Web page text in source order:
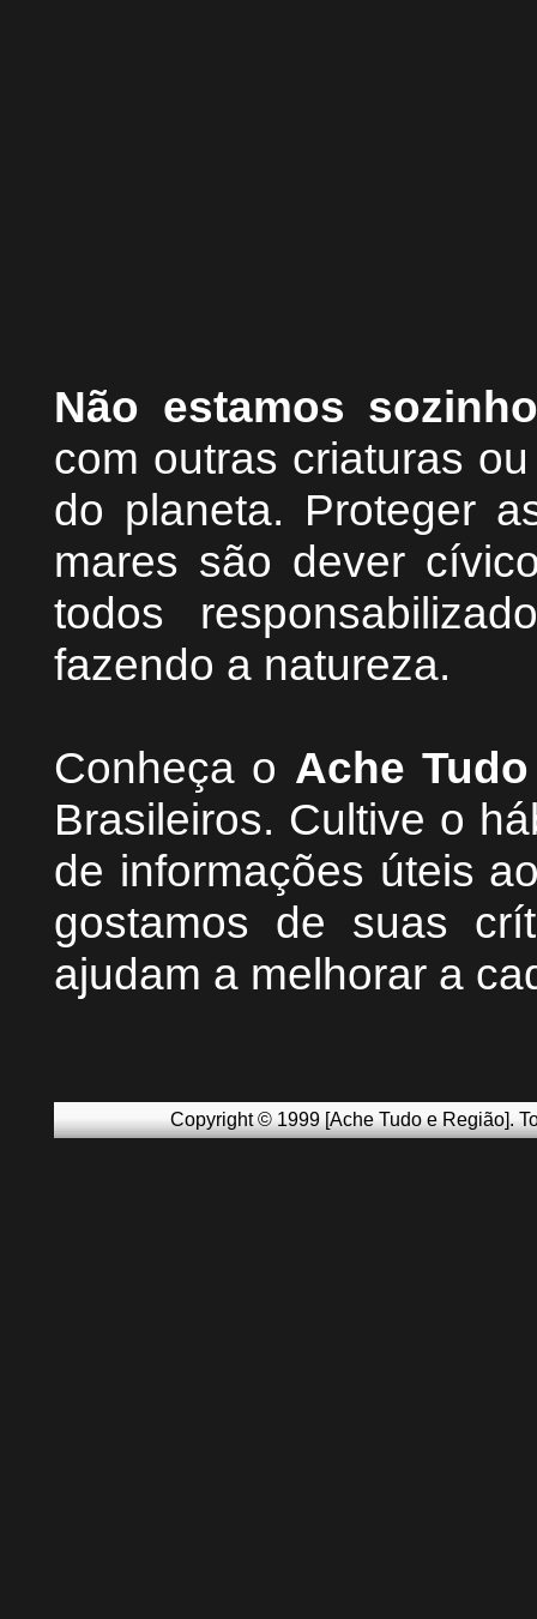
Não estamos
com outras criaturas
do planeta. Proteger
mares são dever
todos
fazendo a natureza.
Conheça o Ache
Brasileiros. Cultive o
de informações úteis
gostamos de suas
ajudam a melhorar a
Copyright © 1999 [Ache Tudo e Região].